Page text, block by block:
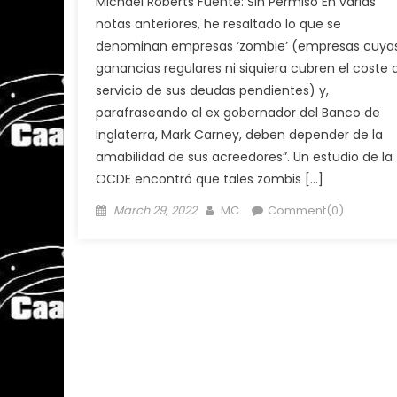
notas anteriores, he resaltado lo que se
denominan empresas ‘zombie’ (empresas
ganancias regulares ni siquiera cubren el coste
servicio de sus deudas pendientes) y,
parafraseando al ex gobernador del Banco de
Inglaterra, Mark Carney, deben depender de la
amabilidad de sus acreedores”. Un estudio de la
OCDE encontró que tales zombis […]
Posted
March 29, 2022 Author
MC Comment(0)